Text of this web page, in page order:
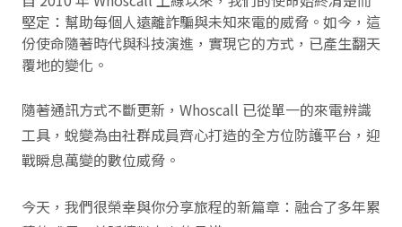
堅定：幫助每個人遠離詐騙與未知來電的威脅。如今，這
份使命隨著時代與科技演進，實現它的方式，已產生翻天
覆地的變化。
隨著通訊方式不斷更新，Whoscall 已從單一的來電辨識
工具，蛻變為由社群成員齊心打造的全方位防護平台，迎
戰瞬息萬變的數位威脅。
今天，我們很榮幸與你分享旅程的新篇章：融合了多年累